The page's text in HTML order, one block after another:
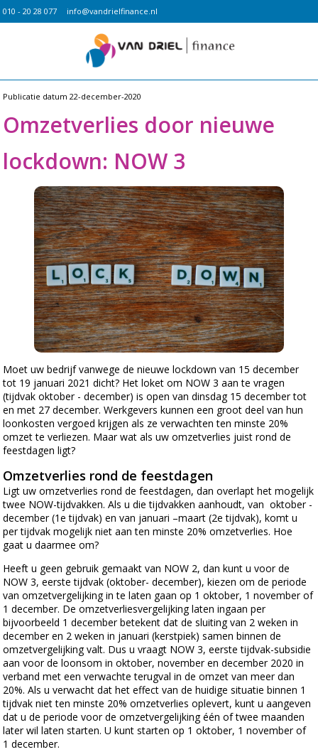
010 - 20 28 077 info@vandrielfinance.nl
Publicatie datum 22-december-2020
Omzetverlies door nieuwe
lockdown: NOW 3
Moet uw bedrijf vanwege de nieuwe lockdown van 15 december
tot 19 januari 2021 dicht? Het loket om NOW 3 aan te vragen
(tijdvak oktober - december) is open van dinsdag 15 december tot
en met 27 december. Werkgevers kunnen een groot deel van hun
loonkosten vergoed krijgen als ze verwachten ten minste 20%
omzet te verliezen. Maar wat als uw omzetverlies juist rond de
feestdagen ligt?
Omzetverlies rond de feestdagen
Ligt uw omzetverlies rond de feestdagen, dan overlapt het mogelijk
twee NOW-tijdvakken. Als u die tijdvakken aanhoudt, van oktober -
december (1e tijdvak) en van januari –maart (2e tijdvak), komt u
per tijdvak mogelijk niet aan ten minste 20% omzetverlies. Hoe
gaat u daarmee om?
Heeft u geen gebruik gemaakt van NOW 2, dan kunt u voor de
NOW 3, eerste tijdvak (oktober- december), kiezen om de periode
van omzetvergelijking in te laten gaan op 1 oktober, 1 november of
1 december. De omzetverliesvergelijking laten ingaan per
bijvoorbeeld 1 december betekent dat de sluiting van 2 weken in
december en 2 weken in januari (kerstpiek) samen binnen de
omzetvergelijking valt. Dus u vraagt NOW 3, eerste tijdvak-subsidie
aan voor de loonsom in oktober, november en december 2020 in
verband met een verwachte terugval in de omzet van meer dan
20%. Als u verwacht dat het effect van de huidige situatie binnen 1
tijdvak niet ten minste 20% omzetverlies oplevert, kunt u aangeven
dat u de periode voor de omzetvergelijking één of twee maanden
later wil laten starten. U kunt starten op 1 oktober, 1 november of
1 december.